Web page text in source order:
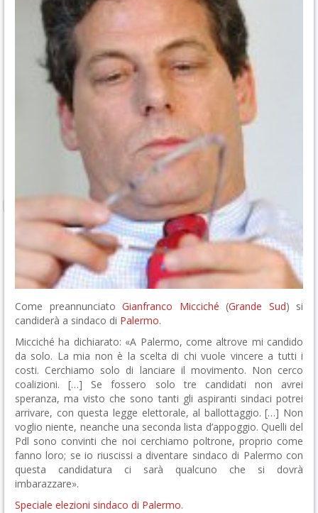
Come preannunciato Gianfranco Micciché (Grande Sud) si
candiderà a sindaco di Palermo.
Micciché ha dichiarato: «A Palermo, come altrove mi candido
da solo. La mia non è la scelta di chi vuole vincere a tutti i
costi. Cerchiamo solo di lanciare il movimento. Non cerco
coalizioni. […] Se fossero solo tre candidati non avrei
speranza, ma visto che sono tanti gli aspiranti sindaci potrei
arrivare, con questa legge elettorale, al ballottaggio. […] Non
voglio niente, neanche una seconda lista d’appoggio. Quelli del
Pdl sono convinti che noi cerchiamo poltrone, proprio come
fanno loro; se io riuscissi a diventare sindaco di Palermo con
questa candidatura ci sarà qualcuno che si dovrà
imbarazzare».
Speciale elezioni sindaco di Palermo.